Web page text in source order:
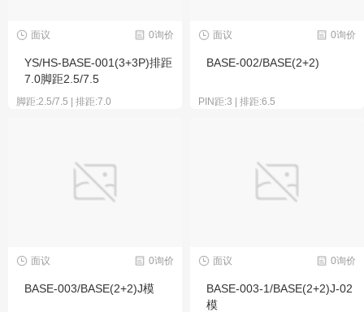
0询价
面议
YS/HS-BASE-001(3+3P)排距
7.0脚距2.5/7.5
脚距:2.5/7.5 | 排距:7.0
0询价
面议
BASE-002/BASE(2+2)
PIN距:3 | 排距:6.5
0询价
面议
BASE-003/BASE(2+2)J模
0询价
面议
BASE-003-1/BASE(2+2)J-02
模